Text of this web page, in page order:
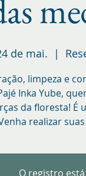
de mai.
  |
limpeza e
Inka Yube,
da floresta!
realizar
O registro